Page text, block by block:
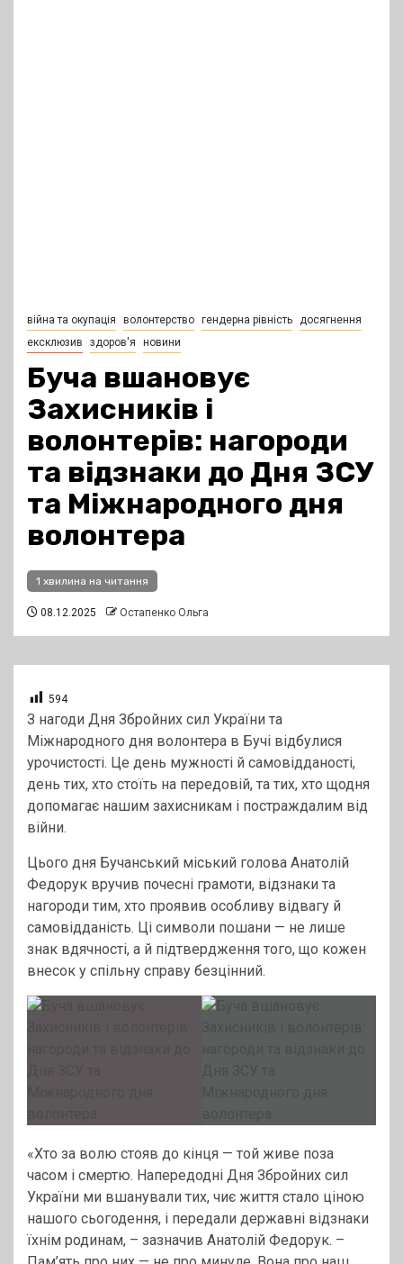
війна та окупація волонтерство гендерна рівність досягнення
ексклюзив
здоров'я новини
Буча вшановує
Захисників і
волонтерів: нагороди
та відзнаки до Дня ЗСУ
та Міжнародного дня
волонтера
1 хвилина на читання
08.12.2025 Остапенко Ольга
594
З нагоди Дня Збройних сил України та
Міжнародного дня волонтера в Бучі відбулися
урочистості. Це день мужності й самовідданості,
день тих, хто стоїть на передовій, та тих, хто щодня
допомагає нашим захисникам і постраждалим від
війни.
Цього дня Бучанський міський голова Анатолій
Федорук вручив почесні грамоти, відзнаки та
нагороди тим, хто проявив особливу відвагу й
самовідданість. Ці символи пошани — не лише
знак вдячності, а й підтвердження того, що кожен
внесок у спільну справу безцінний.
«Хто за волю стояв до кінця — той живе поза
часом і смертю. Напередодні Дня Збройних сил
України ми вшанували тих, чиє життя стало ціною
нашого сьогодення, і передали державні відзнаки
їхнім родинам, – зазначив Анатолій Федорук. –